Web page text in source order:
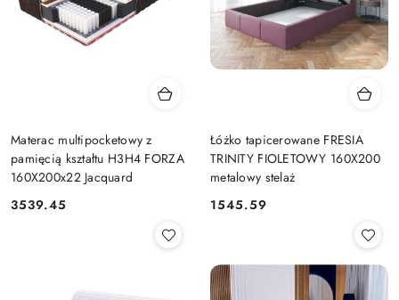
Materac multipocketowy z
pamięcią kształtu H3H4 FORZA
160X200x22 Jacquard
Cena:
3539.45
Łóżko tapicerowane FRESIA
TRINITY FIOLETOWY 160X200
metalowy stelaż
Cena:
1545.59